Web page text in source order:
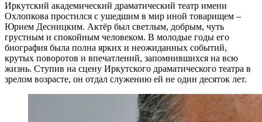
Иркутский академический драматический театр имени
Охлопкова простился с ушедшим в мир иной товарищем –
Юрием Десницким. Актёр был светлым, добрым, чуть
грустным и спокойным человеком. В молодые годы его
биография была полна ярких и неожиданных событий,
крутых поворотов и впечатлений, запомнившихся на всю
жизнь. Ступив на сцену Иркутского драматического театра в
зрелом возрасте, он отдал служению ей не один десяток лет.